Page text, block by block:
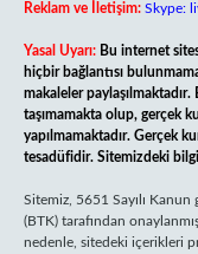
Reklam ve İletişim: Skype:
Yasal Uyarı: Bu internet
hiçbir bağlantısı
makaleler
taşımamakta olup, gerçek
yapılmamaktadır. Gerçek
tesadüfidir. Sitemizdeki
Sitemiz, 5651 Sayılı
(BTK) tarafından
nedenle, sitedeki içerikleri